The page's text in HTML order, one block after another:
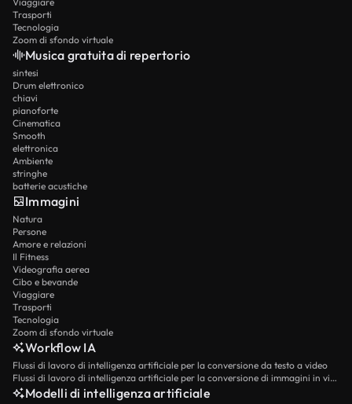
Trasporti
Tecnologia
Zoom di sfondo virtuale
Musica gratuita di repertorio
sintesi
Drum elettronico
chiavi
pianoforte
Cinematica
Smooth
elettronica
Ambiente
stringhe
batterie acustiche
Immagini
Natura
Persone
Amore e relazioni
Il Fitness
Videografia aerea
Cibo e bevande
Viaggiare
Trasporti
Tecnologia
Zoom di sfondo virtuale
Workflow IA
Flussi di lavoro di intelligenza artificiale per la conversione da testo a video
Flussi di lavoro di intelligenza artificiale per la conversione di immagini in video
Modelli di intelligenza artificiale